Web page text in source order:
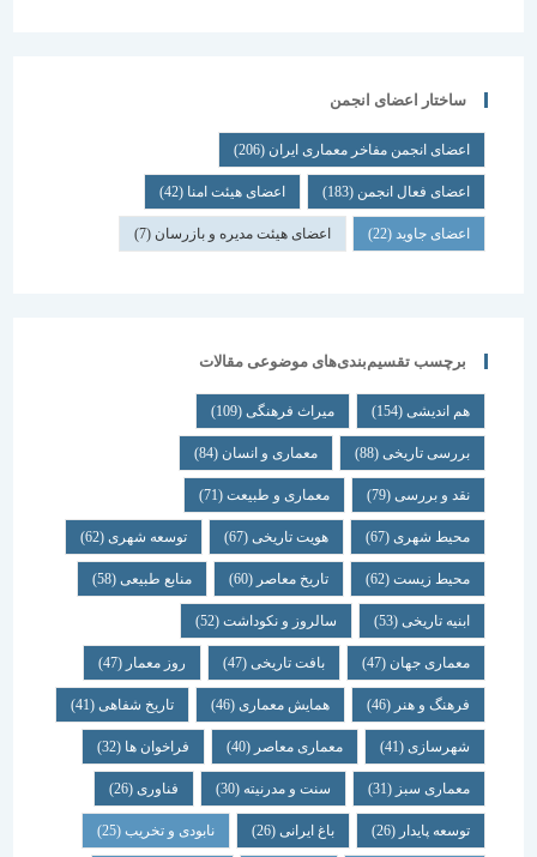
ساختار اعضای انجمن
اعضای انجمن مفاخر معماری ایران (206)
اعضای فعال انجمن(183) اعضای هیئت امنا(42)
اعضای جاوید(22) اعضای هیئت مدیره و بازرسان(7)
برچسب تقسیم‌بندی‌های موضوعی مقالات
هم اندیشی (154) میراث فرهنگی (109)
بررسی تاریخی (88) معماری و انسان (84)
نقد و بررسی (79) معماری و طبیعت (71)
محیط شهری(67) هویت تاریخی(67) توسعه شهری(62)
محیط زیست(62) تاریخ معاصر(60) منابع طبیعی(58)
ابنیه تاریخی(53) سالروز و نکوداشت(52)
معماری جهان (47) بافت تاریخی(47) روز معمار(47)
فرهنگ و هنر(46) همایش معماری (46) تاریخ شفاهی (41)
شهرسازی(41) معماری معاصر(40) فراخوان ها (32)
معماری سبز(31) سنت و مدرنیته(30) فناوری (26)
توسعه پایدار(26) باغ ایرانی(26) نابودی و تخریب(25)